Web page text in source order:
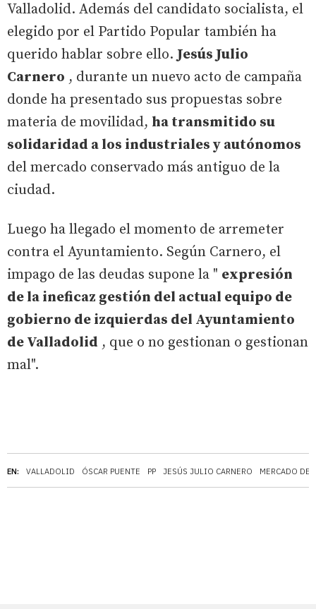
EN: VALLADOLID ÓSCAR PUENTE PP JESÚS JULIO CARNERO MERCADO
Valladolid. Además del candidato socialista, el
elegido por el Partido Popular también ha
querido hablar sobre ello.Jesús Julio
Carnero , durante un nuevo acto de campaña
donde ha presentado sus propuestas sobre
materia de movilidad, ha transmitido su
solidaridad a los industriales y autónomos
del mercado conservado más antiguo de la
ciudad.
Luego ha llegado el momento de arremeter
contra el Ayuntamiento. Según Carnero, el
impago de las deudas supone la " expresión
de la ineficaz gestión del actual equipo de
gobierno de izquierdas del Ayuntamiento
de Valladolid , que o no gestionan o gestionan
mal".